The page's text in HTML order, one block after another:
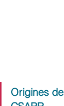
Origines